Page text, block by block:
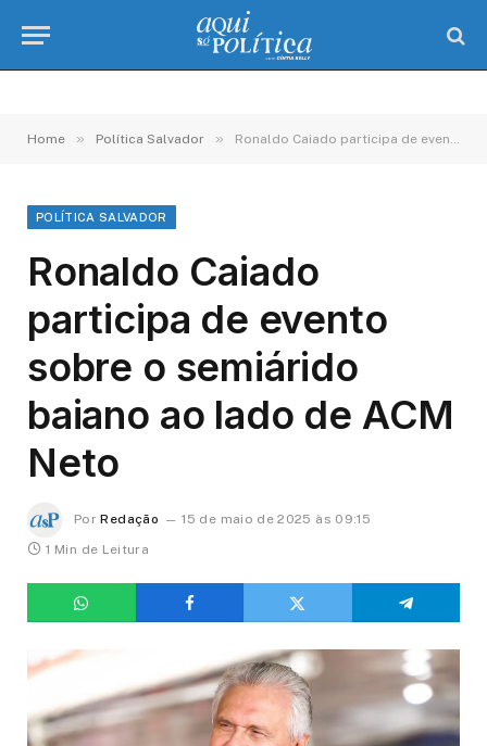
Home » Política Salvador » Ronaldo Caiado participa de evento sobre o semiárido baiano ao lado de ACM Neto
POLÍTICA SALVADOR
Ronaldo Caiado
participa de evento
sobre o semiárido
baiano ao lado de ACM
Neto
Por Redação
15 de maio de 2025 às 09:15
1 Min de Leitura